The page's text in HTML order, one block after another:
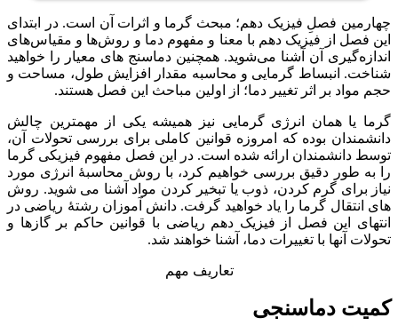
چهارمین فصلِ فیزیک دهم؛ مبحث گرما و اثرات آن است. در ابتدای
این فصل از فیزیک دهم با معنا و مفهوم دما و روش‌ها و مقیاس‌های
اندازه‌گیری آن آشنا می‌شوید. همچنین دماسنج های معیار را خواهید
شناخت. انبساط گرمایی و محاسبه مقدار افزایش طول، مساحت و
حجم مواد بر اثر تغییر دما؛ از اولین مباحث این فصل هستند.
گرما یا همان انرژی گرمایی نیز همیشه یکی از مهمترین چالش
دانشمندان بوده که امروزه قوانین کاملی برای بررسی تحولات آن،
توسط دانشمندان ارائه شده است. در این فصل مفهوم فیزیکی گرما
را به طور دقیق بررسی خواهیم کرد، با روش محاسبۀ انرژی مورد
نیاز برای گرم کردن، ذوب یا تبخیر کردن مواد آشنا می شوید. روش
های انتقال گرما را یاد خواهید گرفت. دانش آموزان رشتۀ ریاضی در
انتهای این فصل از فیزیک دهم ریاضی با قوانین حاکم بر گازها و
تحولات آنها با تغییرات دما، آشنا خواهند شد.
تعاریف مهم
کمیت دماسنجی